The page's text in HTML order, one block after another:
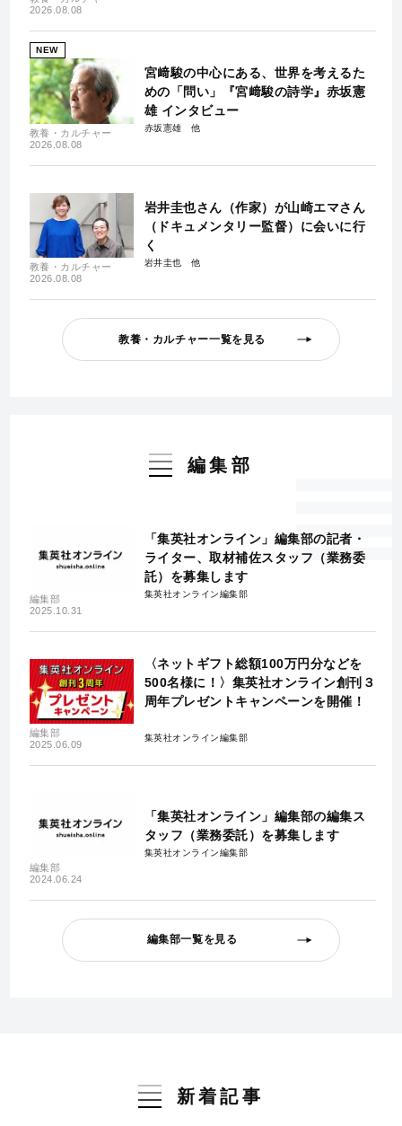
2026.08.08
NEW
教養・カルチャー
2026.08.08
宮﨑駿の中心にある、世界を考えるた
めの「問い」『宮﨑駿の詩学』赤坂憲
雄 インタビュー
赤坂憲雄
教養・カルチャー
2026.08.08
岩井圭也さん（作家）が山崎エマさん
（ドキュメンタリー監督）に会いに行
く
岩井圭也
教養・カルチャー一覧を見る
編集部
編集部
2025.10.31
「集英社オンライン」編集部の記者・
ライター、取材補佐スタッフ（業務委
託）を募集します
集英社オンライン編集部
編集部
2025.06.09
〈ネットギフト総額100万円分などを
500名様に！〉集英社オンライン創刊３
周年プレゼントキャンペーンを開催！
集英社オンライン編集部
編集部
2024.06.24
「集英社オンライン」編集部の編集ス
タッフ（業務委託）を募集します
集英社オンライン編集部
編集部一覧を見る
新着記事